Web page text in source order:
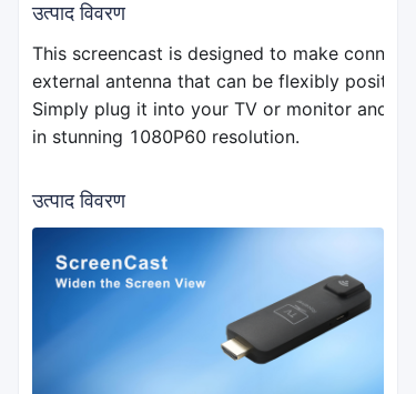
उत्पाद विवरण
This screencast is designed to make
external antenna that can be flexibly
Simply plug it into your TV or monitor and
in stunning 1080P60 resolution.
उत्पाद विवरण